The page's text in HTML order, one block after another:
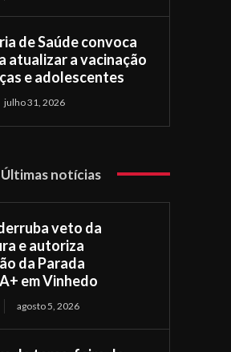
de Saúde convoca
atualizar a vacinação
e adolescentes
julho 31, 2026
Últimas notícias
veto da
e autoriza
da Parada
em Vinhedo
agosto 5, 2026